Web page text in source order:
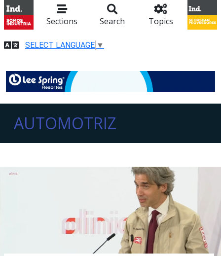
Sections Search Topics
SELECT LANGUAGE ▼
AUTOMOTRIZ